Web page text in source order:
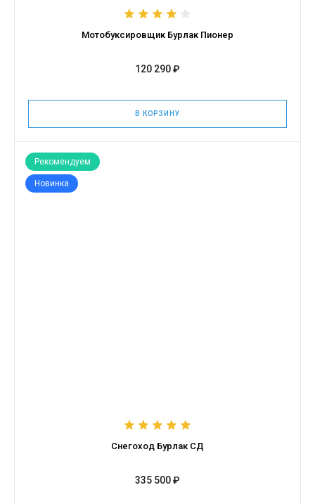
Мотобуксировщик Бурлак Пионер
120 290 ₽
В КОРЗИНУ
Рекомендуем
Новинка
Снегоход Бурлак СД
335 500 ₽